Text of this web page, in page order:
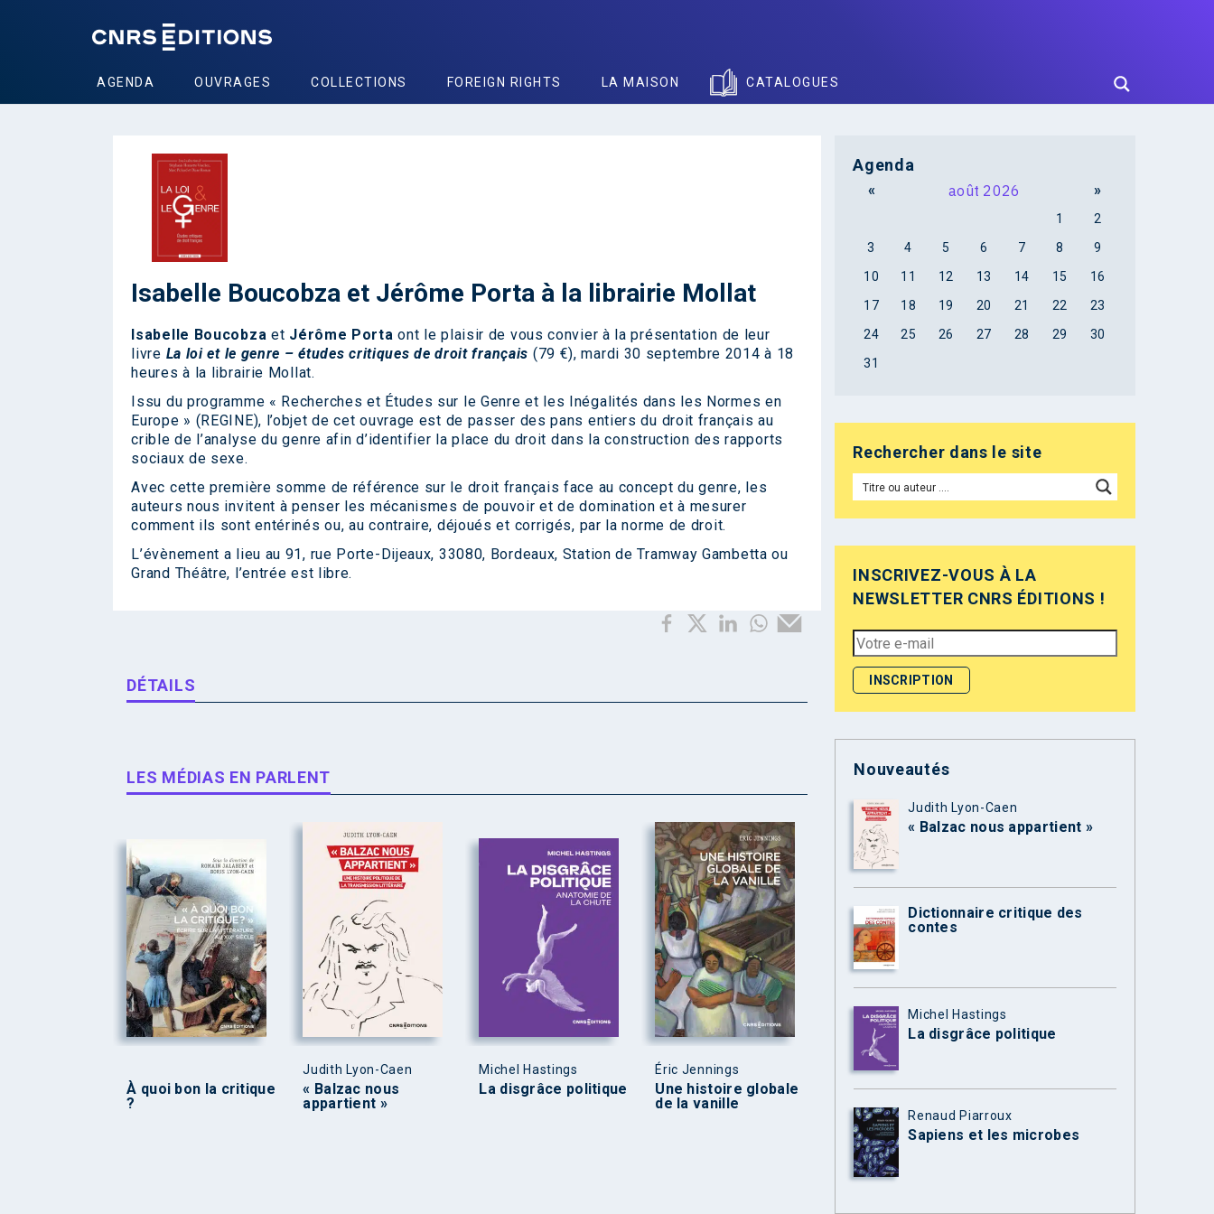
AGENDA OUVRAGES COLLECTIONS FOREIGN RIGHTS LA MAISON CATALOGUES
Isabelle Boucobza et Jérôme Porta à la librairie Mollat
Isabelle Boucobza et Jérôme Porta ont le plaisir de vous convier à la présentation de leur
livre La loi et le genre – études critiques de droit français (79 €), mardi 30 septembre 2014 à 18
heures à la librairie Mollat.
Issu du programme « Recherches et Études sur le Genre et les Inégalités dans les Normes en
Europe » (REGINE), l’objet de cet ouvrage est de passer des pans entiers du droit français au
crible de l’analyse du genre afin d’identifier la place du droit dans la construction des rapports
sociaux de sexe.
Avec cette première somme de référence sur le droit français face au concept du genre, les
auteurs nous invitent à penser les mécanismes de pouvoir et de domination et à mesurer
comment ils sont entérinés ou, au contraire, déjoués et corrigés, par la norme de droit.
L’évènement a lieu au 91, rue Porte-Dijeaux, 33080, Bordeaux, Station de Tramway Gambetta ou
Grand Théâtre, l’entrée est libre.
DÉTAILS
LES MÉDIAS EN PARLENT
À quoi bon la critique
?
Judith Lyon-Caen
« Balzac nous
appartient »
Michel Hastings
La disgrâce politique
Éric Jennings
Une histoire globale
de la vanille
Agenda
« août 2026 »
1
2
3
4 5 6 7 8
9
10
11 12 13 14 15
16
17
18 19 20 21 22
23
24
25 26 27 28 29
30
31
Rechercher dans le site
INSCRIVEZ-VOUS À LA
NEWSLETTER CNRS ÉDITIONS !
Nouveautés
Judith Lyon-Caen
« Balzac nous appartient »
Dictionnaire critique des
contes
Michel Hastings
La disgrâce politique
Renaud Piarroux
Sapiens et les microbes